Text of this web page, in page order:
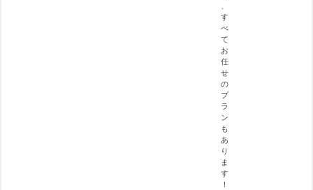
す
べ
て
お
任
せ
の
プ
ラ
ン
も
あ
り
ま
す
！